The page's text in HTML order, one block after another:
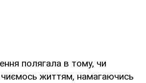
полягала в тому, чи
життям, намагаючись